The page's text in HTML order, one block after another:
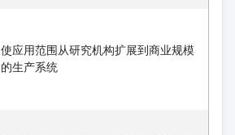
使应用范围从研究机构扩展到商业规模
的生产系统